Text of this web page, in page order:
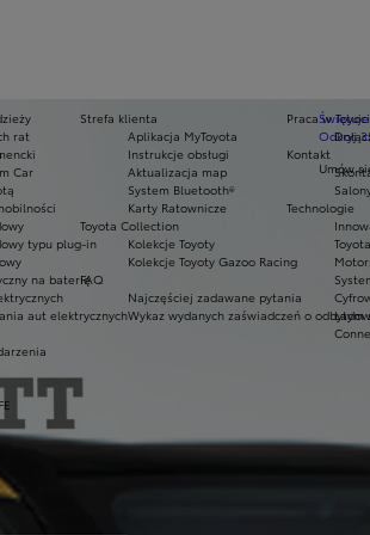
Odkryj
Umów
rat
Strefa klienta
Aplikacja MyToyota
Instrukcje obsługi
Aktualizacja map
System Bluetooth®
Karty Ratownicze
Toyota Collection
Kolekcje Toyoty
Kolekcje Toyoty Gazoo Racing
FAQ
Najczęściej zadawane pytania
Wykaz wydanych zaświadczeń o odbytym
Car
typu plug-in
na baterię
aut elektrycznych
Praca w
Kontakt
Technologie